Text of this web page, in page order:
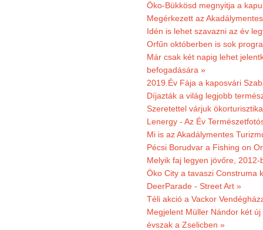
Öko-Bükkösd megnyitja a
Megérkezett az
Idén is lehet szavazni az év
Orfűn októberben is sok
Már csak két napig lehet
befogadására »
2019.Év Fája a kaposvári
Díjazták a világ legjobb
Szeretettel várjuk
Lenergy - Az Év
Mi is az Akadálymentes
Pécsi Borudvar a Fishing on
Melyik faj legyen jövőre,
Öko City a tavaszi Construma
DeerParade - Street Art »
Téli akció a Vackor
Megjelent Müller Nándor két
évszak a Zselicben »